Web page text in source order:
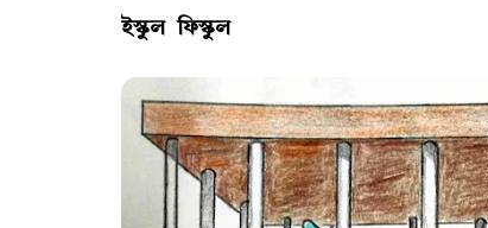
ইস্কুল ফিস্কুল
সৌমেন